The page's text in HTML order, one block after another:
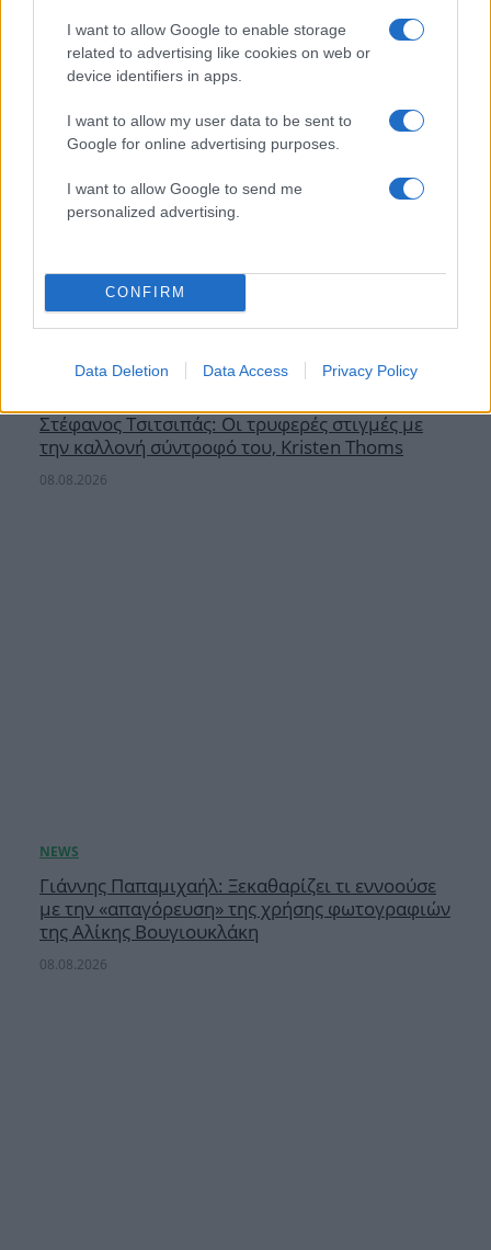
I want to allow Google to enable storage
related to advertising like cookies on web or
device identifiers in apps.
I want to allow my user data to be sent to
Google for online advertising purposes.
I want to allow Google to send me
personalized advertising.
CONFIRM
Data Deletion Data Access Privacy Policy
Στέφανος Τσιτσιπάς: Οι τρυφερές στιγμές με
την καλλονή σύντροφό του, Kristen Thoms
08.08.2026
Γιάννης Παπαμιχαήλ: Ξεκαθαρίζει τι εννοούσε
με την «απαγόρευση» της χρήσης φωτογραφιών
της Αλίκης Βουγιουκλάκη
08.08.2026